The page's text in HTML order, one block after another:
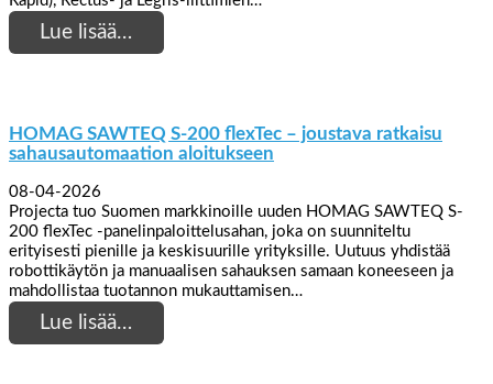
Lue lisää…
HOMAG SAWTEQ S-200 flexTec – joustava ratkaisu
sahausautomaation aloitukseen
08-04-2026
Projecta tuo Suomen markkinoille uuden HOMAG SAWTEQ S-
200 flexTec -panelinpaloittelusahan, joka on suunniteltu
erityisesti pienille ja keskisuurille yrityksille. Uutuus yhdistää
robottikäytön ja manuaalisen sahauksen samaan koneeseen ja
mahdollistaa tuotannon mukauttamisen…
Lue lisää…